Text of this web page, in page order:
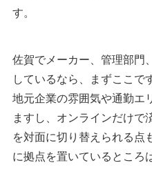
す。
佐賀でメーカー、管理部門
しているなら、まずここで
地元企業の雰囲気や通勤エ
ますし、オンラインだけで
を対面に切り替えられる点
に拠点を置いているところ